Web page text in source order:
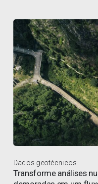
Dados geotécnicos
Transforme análises